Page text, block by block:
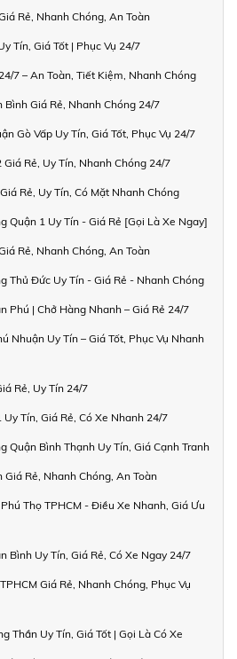
Rẻ, Nhanh Chóng, An Toàn
Tín, Giá Tốt | Phục Vụ 24/7
7 – An Toàn, Tiết Kiệm, Nhanh Chóng
Bình Giá Rẻ, Nhanh Chóng 24/7
Gò Vấp Uy Tín, Giá Tốt, Phục Vụ 24/7
Rẻ, Uy Tín, Nhanh Chóng 24/7
Rẻ, Uy Tín, Có Mặt Nhanh Chóng
Quận 1 Uy Tín - Giá Rẻ [Gọi Là Xe Ngay]
Rẻ, Nhanh Chóng, An Toàn
Thủ Đức Uy Tín - Giá Rẻ - Nhanh Chóng
Phú | Chở Hàng Nhanh – Giá Rẻ 24/7
Nhuận Uy Tín – Giá Tốt, Phục Vụ Nhanh
Rẻ, Uy Tín 24/7
Tín, Giá Rẻ, Có Xe Nhanh 24/7
Quận Bình Thạnh Uy Tín, Giá Cạnh Tranh
Giá Rẻ, Nhanh Chóng, An Toàn
Thọ TPHCM - Điều Xe Nhanh, Giá Ưu
Bình Uy Tín, Giá Rẻ, Có Xe Ngay 24/7
Giá Rẻ, Nhanh Chóng, Phục Vụ
Thần Uy Tín, Giá Tốt | Gọi Là Có Xe